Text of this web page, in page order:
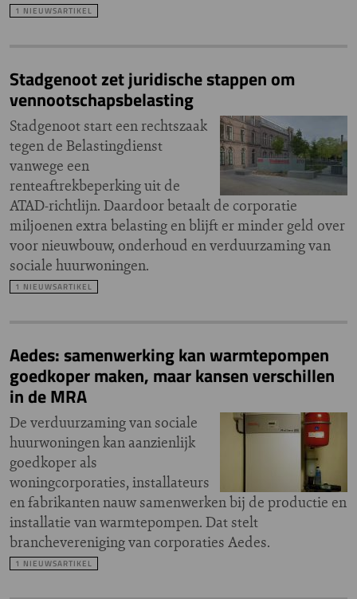
1 NIEUWSARTIKEL
Stadgenoot zet juridische stappen om
vennootschapsbelasting
Stadgenoot start een rechtszaak
tegen de Belastingdienst
vanwege een
renteaftrekbeperking uit de
ATAD-richtlijn. Daardoor betaalt de corporatie
miljoenen extra belasting en blijft er minder geld over
voor nieuwbouw, onderhoud en verduurzaming van
sociale huurwoningen.
1 NIEUWSARTIKEL
Aedes: samenwerking kan warmtepompen
goedkoper maken, maar kansen verschillen
in de MRA
De verduurzaming van sociale
huurwoningen kan aanzienlijk
goedkoper als
woningcorporaties, installateurs
en fabrikanten nauw samenwerken bij de productie en
installatie van warmtepompen. Dat stelt
branchevereniging van corporaties Aedes.
1 NIEUWSARTIKEL